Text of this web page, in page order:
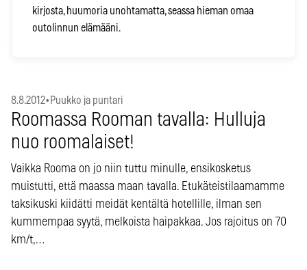
kirjosta, huumoria unohtamatta, seassa hieman omaa
outolinnun elämääni.
8.8.2012•Puukko ja puntari
Roomassa Rooman tavalla: Hulluja
nuo roomalaiset!
Vaikka Rooma on jo niin tuttu minulle, ensikosketus
muistutti, että maassa maan tavalla. Etukäteistilaamamme
taksikuski kiidätti meidät kentältä hotellille, ilman sen
kummempaa syytä, melkoista haipakkaa. Jos rajoitus on 70
km/t,…